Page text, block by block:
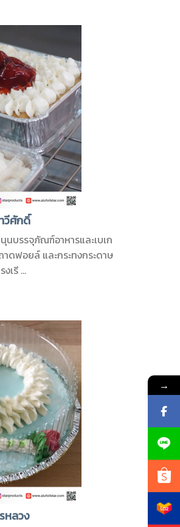
วีศักดิ์
นบรรจุภัณฑ์อาหารและเบเก
าดฟอยล์ และกระทงกระดาษ
เรี ...
หลวง
→